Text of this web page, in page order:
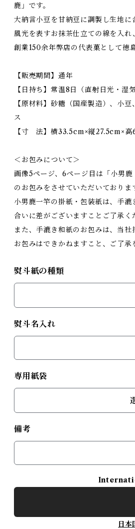
鹿」です。
大納言小豆を甘納豆に調製し生地
風光を表すお抹茶仕立ての線を入れ
創業150余年弊店の代表菓として徳
【販売期間】通年
【日持ち】常温8日（直射日光・湿
【原材料】砂糖（国産製造）、小
ス
【寸 法】横33.5cm×縦27.5cm×高
＜お包みについて＞
画像5ページ、6ページ目は「小男
のお包みをさせていただいておりま
小男鹿一竿の掛紙・包装紙は、手
合いに差がございますことご了承く
また、手漉き和紙のお包みは、当
お包みはできかねますこと、ご了承
熨斗紙の種類
熨斗名入れ
専用紙袋
備考
日本